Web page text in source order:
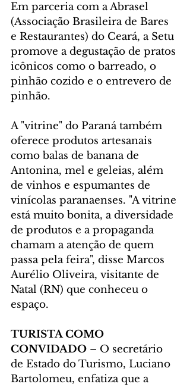
Em parceria com a Abrasel
(Associação Brasileira de Bares
e Restaurantes) do Ceará, a Setu
promove a degustação de pratos
icônicos como o barreado, o
pinhão cozido e o entrevero de
pinhão.
A "vitrine" do Paraná também
oferece produtos artesanais
como balas de banana de
Antonina, mel e geleias, além
de vinhos e espumantes de
vinícolas paranaenses. "A vitrine
está muito bonita, a diversidade
de produtos e a propaganda
chamam a atenção de quem
passa pela feira", disse Marcos
Aurélio Oliveira, visitante de
Natal (RN) que conheceu o
espaço.
TURISTA COMO
CONVIDADO – O secretário
de Estado do Turismo, Luciano
Bartolomeu, enfatiza que a